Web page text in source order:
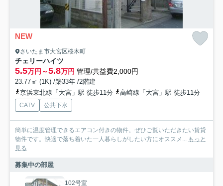
NEW
さいたま市大宮区桜木町
チェリーハイツ
5.5万円～5.8万円 管理/共益費2,000円
23.77㎡ (1K) /築33年 /2階建
京浜東北線「大宮」駅 徒歩11分
高崎線「大宮」駅 徒歩11分
CATV 公共下水
簡単に温度管理できるエアコン付きの物件。ぜひご覧いただきたい賃貸
物件です。快適で落ち着いた一人暮らしがしたい方にオススメ... もっと
見る
募集中の部屋
102号室